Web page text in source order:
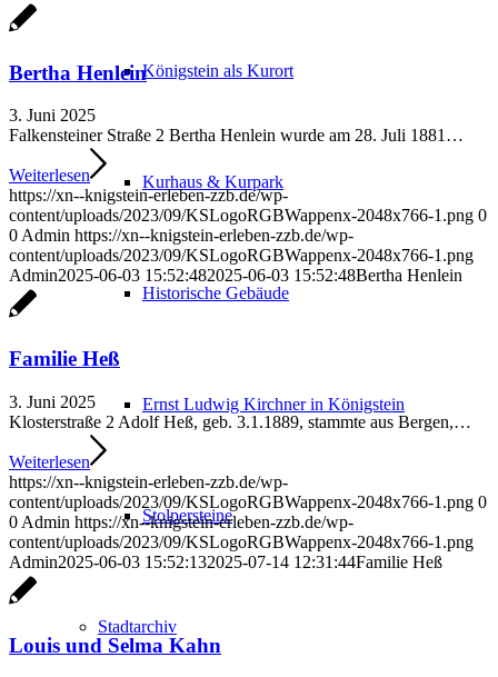
Königstein als Kurort
Kurhaus & Kurpark
Historische Gebäude
Ernst Ludwig Kirchner in Königstein
Stolpersteine
Stadtarchiv
Bertha Henlein
3. Juni 2025
Falkensteiner Straße 2 Bertha Henlein wurde am 28. Juli 1881…
Weiterlesen
https://xn--knigstein-erleben-zzb.de/wp-
content/uploads/2023/09/KSLogoRGBWappenx-2048x766-1.png 0
0 Admin https://xn--knigstein-erleben-zzb.de/wp-
content/uploads/2023/09/KSLogoRGBWappenx-2048x766-1.png
Admin2025-06-03 15:52:482025-06-03 15:52:48Bertha Henlein
Familie Heß
3. Juni 2025
Klosterstraße 2 Adolf Heß, geb. 3.1.1889, stammte aus Bergen,…
Weiterlesen
https://xn--knigstein-erleben-zzb.de/wp-
content/uploads/2023/09/KSLogoRGBWappenx-2048x766-1.png 0
0 Admin https://xn--knigstein-erleben-zzb.de/wp-
content/uploads/2023/09/KSLogoRGBWappenx-2048x766-1.png
Admin2025-06-03 15:52:132025-07-14 12:31:44Familie Heß
Louis und Selma Kahn